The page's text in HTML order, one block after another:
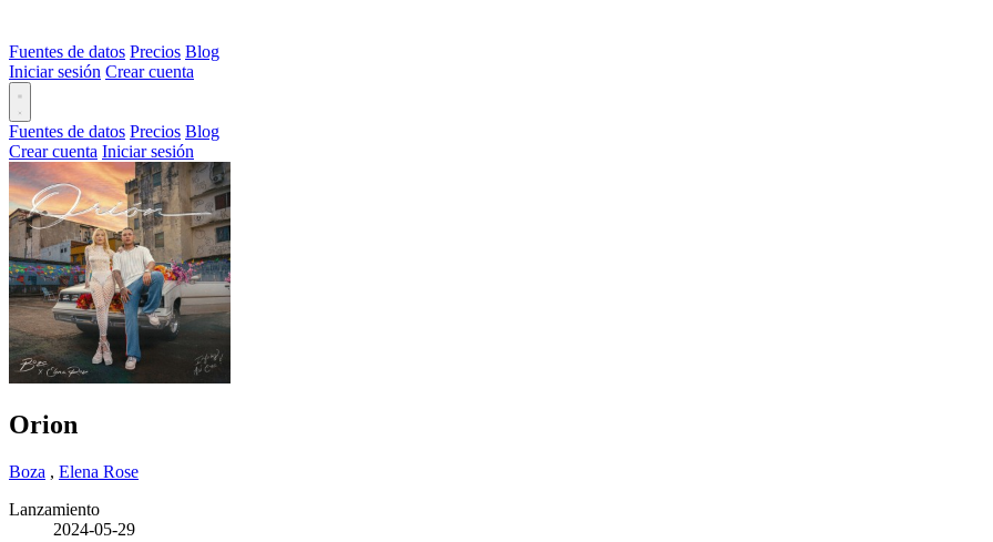
Fuentes de datos Precios Blog
Iniciar sesión Crear cuenta
Fuentes de datos Precios Blog
Crear cuenta Iniciar sesión
Orion
Boza , Elena Rose
Lanzamiento
2024-05-29